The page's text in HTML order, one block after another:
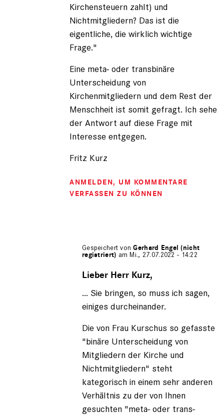
Kirchensteuern zahlt) und
Nichtmitgliedern? Das ist die
eigentliche, die wirklich wichtige
Frage."
Eine meta- oder transbinäre
Unterscheidung von
Kirchenmitgliedern und dem Rest der
Menschheit ist somit gefragt. Ich sehe
der Antwort auf diese Frage mit
Interesse entgegen.
Fritz Kurz
ANMELDEN, UM KOMMENTARE
VERFASSEN ZU KÖNNEN
Gespeichert vonGerhard Engel (nicht
registriert) am Mi., 27.07.2022 - 14:22
auf
Fritz
Kurz
(nicht
registriert)
Lieber Herr Kurz,
... Sie bringen, so muss ich sagen,
einiges durcheinander.
Die von Frau Kurschus so gefasste
"binäre Unterscheidung von
Mitgliedern der Kirche und
Nichtmitgliedern" steht
kategorisch in einem sehr anderen
Verhältnis zu der von Ihnen
gesuchten "meta- oder trans-